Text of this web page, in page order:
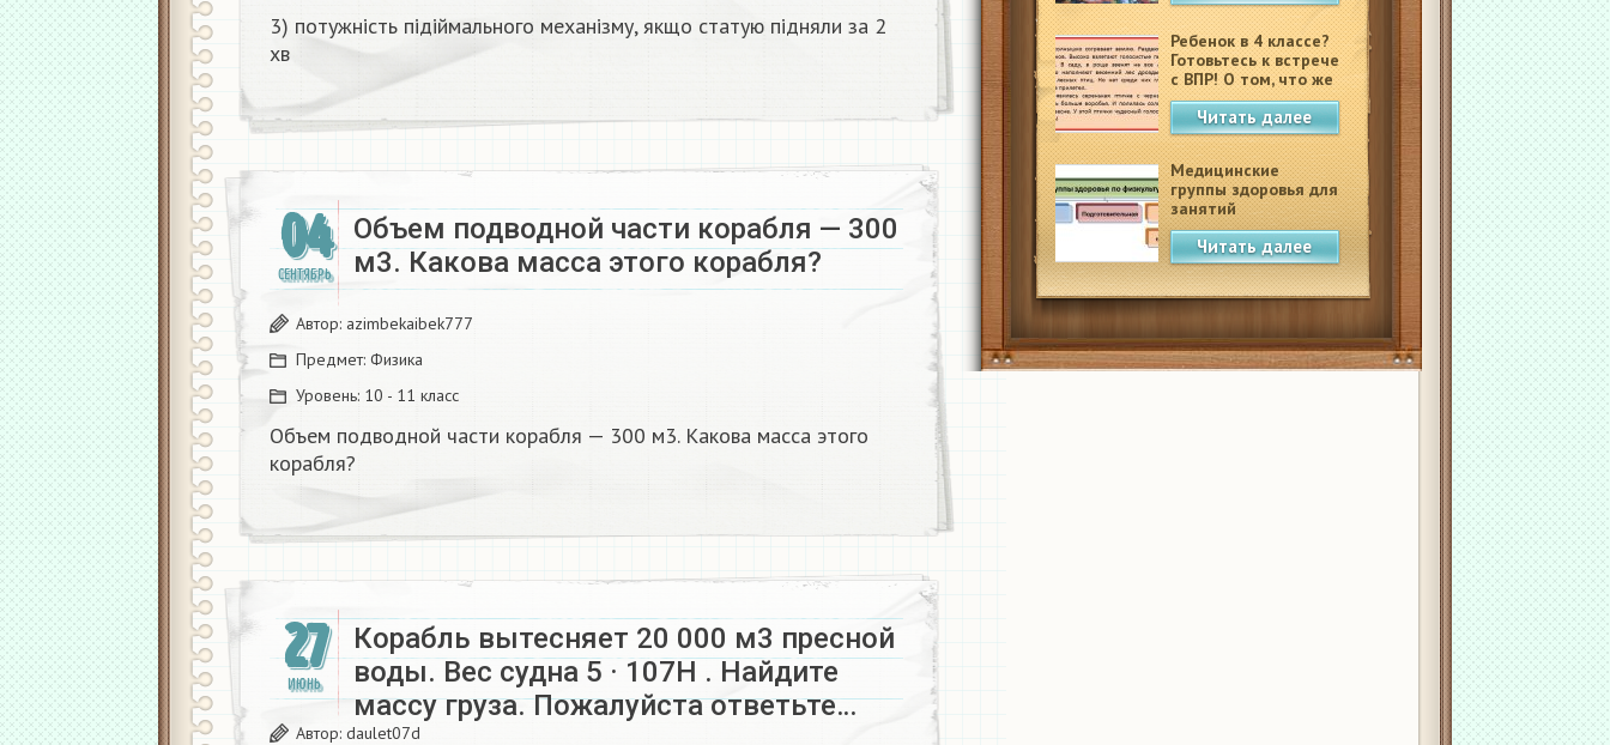
Ребенок в 4 классе?
Готовьтесь к встрече
с ВПР! О том, что же
это такое.
Читать далее
Медицинские
группы здоровья для
занятий
физкультурой в
школеЧитать далее
3) потужність підіймального механізму, якщо статую підняли за 2
хв
04
СЕНТЯБРЬ
Объем подводной части корабля — 300
м3. Какова масса этого корабля?
Автор: azimbekaibek777
Предмет: Физика
Уровень: 10 - 11 класс
Объем подводной части корабля — 300 м3. Какова масса этого
корабля?
27
ИЮНЬ
Корабль вытесняет 20 000 м3 пресной
воды. Вес судна 5 · 107Н . Найдите
массу груза. Пожалуйста ответьте…
Автор: daulet07d